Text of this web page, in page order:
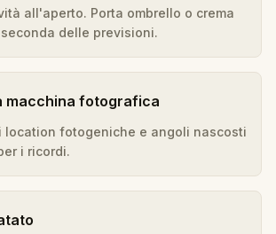
all'aperto. Porta ombrello o crema
delle previsioni.
macchina fotografica
location fotogeniche e angoli nascosti
i ricordi.